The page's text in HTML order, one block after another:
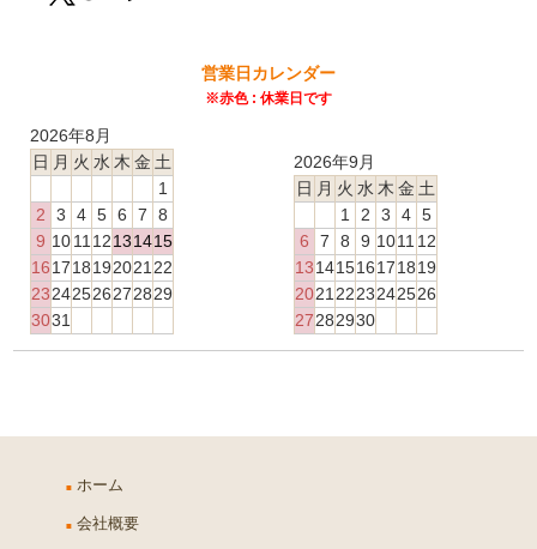
営業日カレンダー
※赤色 : 休業日です
2026年8月
日 月 火 水 木 金 土
1
2
3 4 5 6 7
8
9 1011 12131415
161718192021 22
23242526272829
3031
2026年9月
日 月 火 水 木 金 土
1
2 3 4 5
6
7 8 9 1011 12
13141516171819
2021 2223242526
27282930
ホーム
会社概要